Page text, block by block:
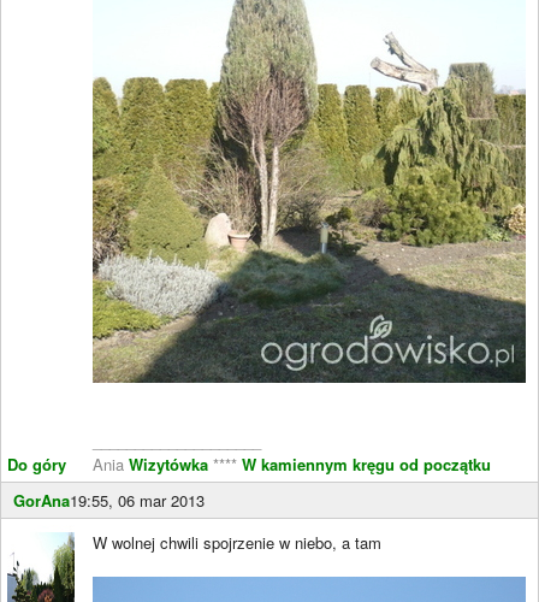
Do góry
Ania Wizytówka **** W kamiennym kręgu od początku
GorAna19:55, 06 mar 2013
W wolnej chwili spojrzenie w niebo, a tam